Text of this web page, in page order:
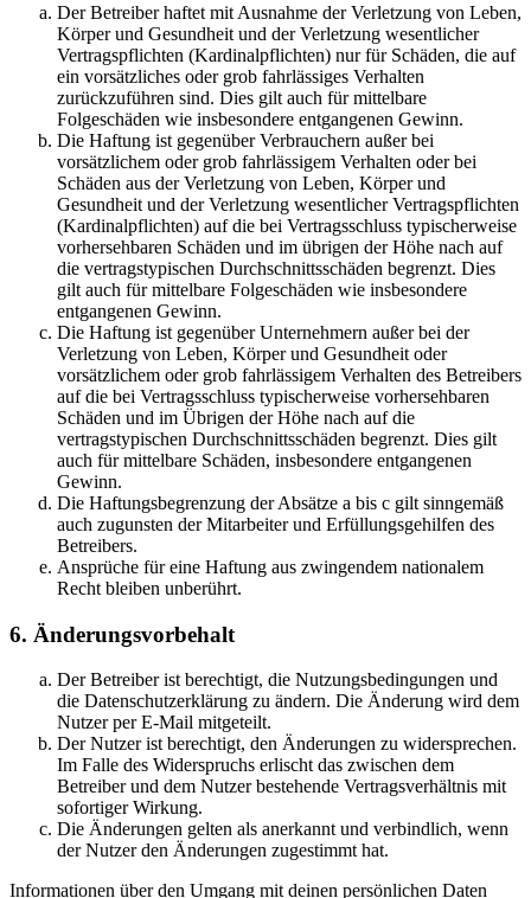
Der Betreiber haftet mit Ausnahme der Verletzung von Leben,
Körper und Gesundheit und der Verletzung wesentlicher
Vertragspflichten (Kardinalpflichten) nur für Schäden, die auf
ein vorsätzliches oder grob fahrlässiges Verhalten
zurückzuführen sind. Dies gilt auch für mittelbare
Folgeschäden wie insbesondere entgangenen Gewinn.
Die Haftung ist gegenüber Verbrauchern außer bei
vorsätzlichem oder grob fahrlässigem Verhalten oder bei
Schäden aus der Verletzung von Leben, Körper und
Gesundheit und der Verletzung wesentlicher Vertragspflichten
(Kardinalpflichten) auf die bei Vertragsschluss typischerweise
vorhersehbaren Schäden und im übrigen der Höhe nach auf
die vertragstypischen Durchschnittsschäden begrenzt. Dies
gilt auch für mittelbare Folgeschäden wie insbesondere
entgangenen Gewinn.
Die Haftung ist gegenüber Unternehmern außer bei der
Verletzung von Leben, Körper und Gesundheit oder
vorsätzlichem oder grob fahrlässigem Verhalten des Betreibers
auf die bei Vertragsschluss typischerweise vorhersehbaren
Schäden und im Übrigen der Höhe nach auf die
vertragstypischen Durchschnittsschäden begrenzt. Dies gilt
auch für mittelbare Schäden, insbesondere entgangenen
Gewinn.
Die Haftungsbegrenzung der Absätze a bis c gilt sinngemäß
auch zugunsten der Mitarbeiter und Erfüllungsgehilfen des
Betreibers.
Ansprüche für eine Haftung aus zwingendem nationalem
Recht bleiben unberührt.
6. Änderungsvorbehalt
Der Betreiber ist berechtigt, die Nutzungsbedingungen und
die Datenschutzerklärung zu ändern. Die Änderung wird dem
Nutzer per E-Mail mitgeteilt.
Der Nutzer ist berechtigt, den Änderungen zu widersprechen.
Im Falle des Widerspruchs erlischt das zwischen dem
Betreiber und dem Nutzer bestehende Vertragsverhältnis mit
sofortiger Wirkung.
Die Änderungen gelten als anerkannt und verbindlich, wenn
der Nutzer den Änderungen zugestimmt hat.
Informationen über den Umgang mit deinen persönlichen Daten